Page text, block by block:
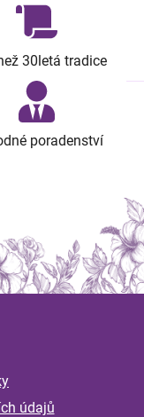
30letá tradice
poradenství
údajů